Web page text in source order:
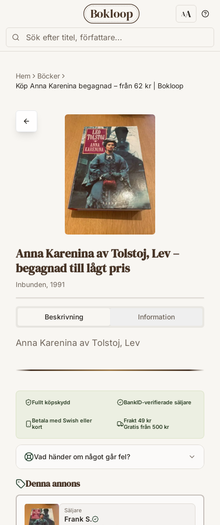
Bokloop AA
Hem
Böcker
Köp Anna Karenina begagnad – från 62 kr | Bokloop
Anna Karenina av Tolstoj, Lev –
begagnad till lågt pris
Inbunden, 1991
Beskrivning Information
Anna Karenina av Tolstoj, Lev
9789137101446
Forum
Utgivningsår
1991
Antal sidor
496
Språk
Format
Inbunden
Fullt köpskydd BankID-verifierade säljare
Betala med Swish eller
kort
Frakt 49 kr
Gratis från 500 kr
Vad händer om något går fel?
Denna annons
Säljare
Frank S.